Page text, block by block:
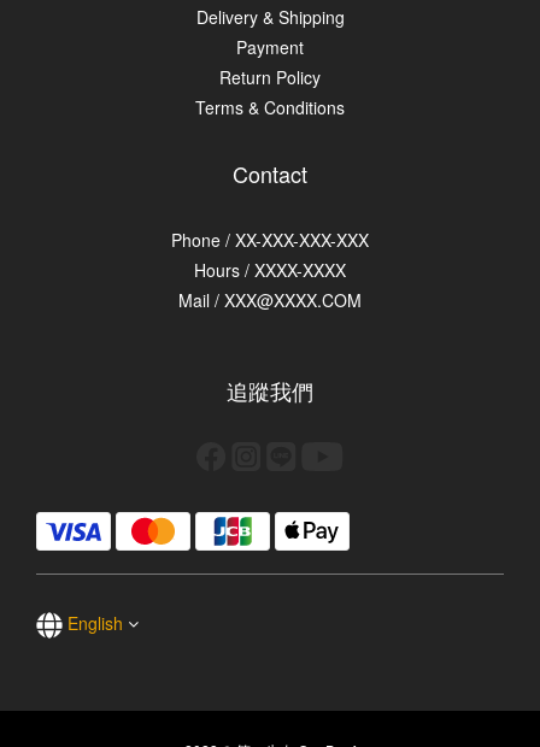
Delivery & Shipping
Payment
Return Policy
Terms & Conditions
Contact
Phone / XX-XXX-XXX-XXX
Hours / XXXX-XXXX
Mail / XXX@XXXX.COM
追蹤我們
English